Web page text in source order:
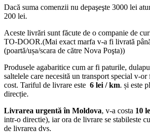
Dacă suma comenzii nu depaşeşte 3000 lei
200 lei.
Aceste livrări sunt făcute de o companie de
TO-DOOR.(Mai exact marfa v-a fi livrată
(poartă/ușa/scara de către Nova Poşta))
Produsele agabaritice cum ar fi paturile,
saltelele care necesită un transport special v-
cost. Tariful de livrare este 6 lei / km. și este
direcție.
Livrarea urgentă în Moldova, v-a costa 10
intr-o directie), iar ora de livrare se stabileste
de livrarea dvs.